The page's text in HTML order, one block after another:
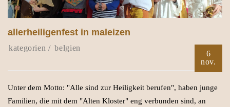
allerheiligenfest in maleizen
belgien
6
nov.
Unter dem Motto: "Alle sind zur Heiligkeit berufen", haben junge
Familien, die mit dem "Alten Kloster" eng verbunden sind, an